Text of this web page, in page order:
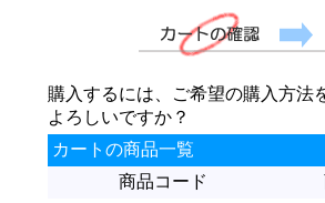
購入するには、ご希望の購入方法
よろしいですか？
カートの商品一覧
商品コード